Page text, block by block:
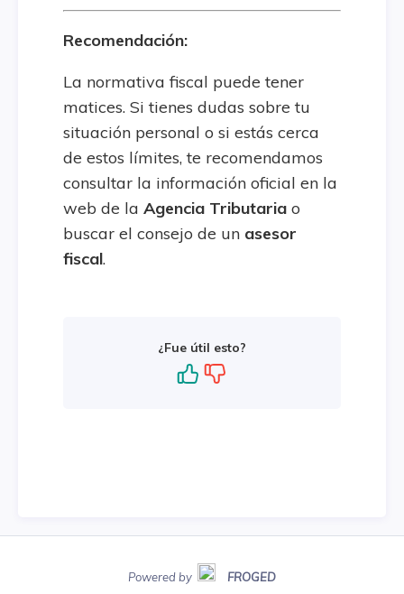
Recomendación:
La normativa fiscal puede tener
matices. Si tienes dudas sobre tu
situación personal o si estás cerca
de estos límites, te recomendamos
consultar la información oficial en la
web de la Agencia Tributaria o
buscar el consejo de un asesor
fiscal.
¿Fue útil esto?
Powered by FROGED